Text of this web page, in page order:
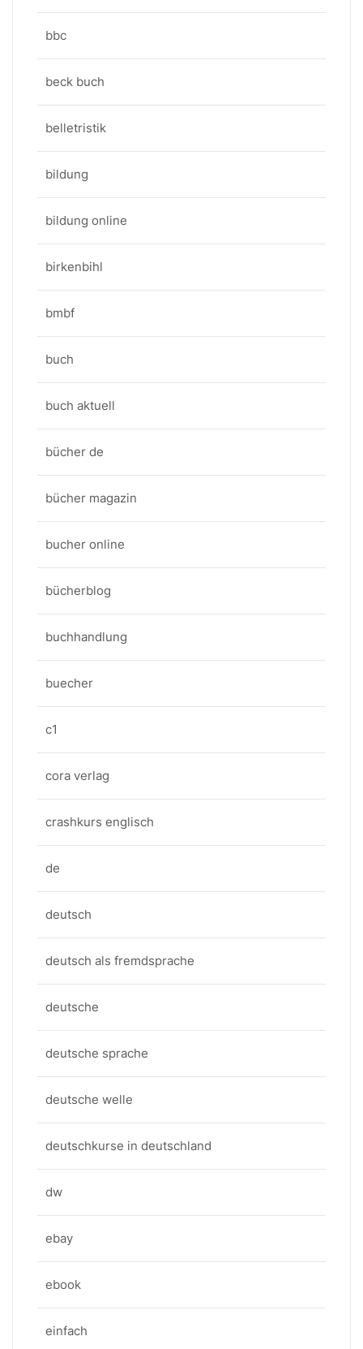
bbc
beck buch
belletristik
bildung
bildung online
birkenbihl
bmbf
buch
buch aktuell
bücher de
bücher magazin
bucher online
bücherblog
buchhandlung
buecher
c1
cora verlag
crashkurs englisch
de
deutsch
deutsch als fremdsprache
deutsche
deutsche sprache
deutsche welle
deutschkurse in deutschland
dw
ebay
ebook
einfach